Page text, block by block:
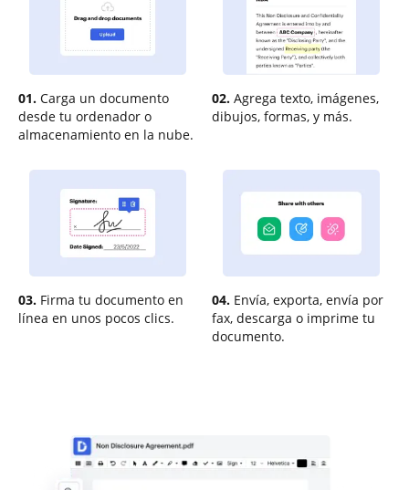
01. Carga un documento
desde tu ordenador o
almacenamiento en la nube.
02. Agrega texto, imágenes,
dibujos, formas, y más.
03. Firma tu documento en
línea en unos pocos clics.
04. Envía, exporta, envía por
fax, descarga o imprime tu
documento.